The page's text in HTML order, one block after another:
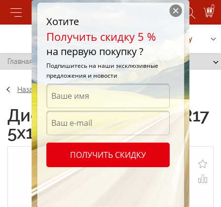
0
Позвонить Заказать услугу
Главная / Aleks F183 7.5 R17 5x108 45 73.1 HS
Назад
Диски Aleks F183 7.5 R17
5x108 45 73.1 HS
Хотите
Получить скидку 5 %
на первую покупку ?
Подпишитесь на наши эксклюзивные
предложения и новости
ПОЛУЧИТЬ СКИДКУ